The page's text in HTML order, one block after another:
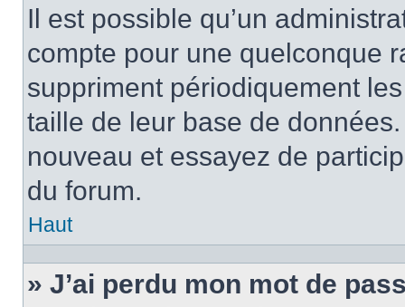
Il est possible qu’un
compte pour une quelconque
suppriment périodiquement
taille de leur base de
nouveau et essayez de
du forum.
Haut
» J’ai perdu mon mot de